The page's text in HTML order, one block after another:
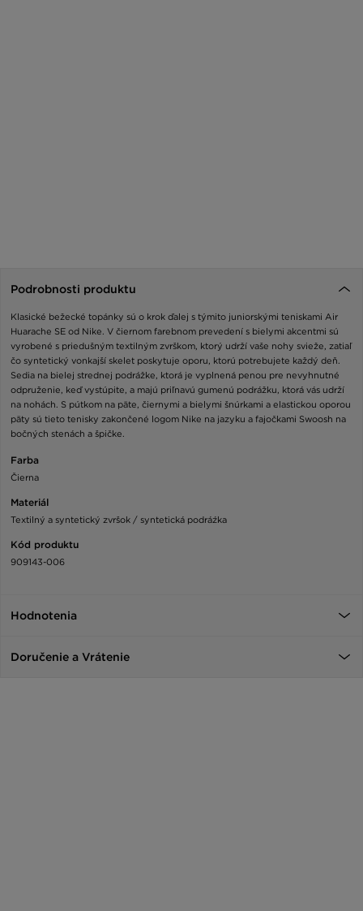
Podrobnosti produktu
Klasické bežecké topánky sú o krok ďalej s týmito juniorskými teniskami Air
Huarache SE od Nike. V čiernom farebnom prevedení s bielymi akcentmi sú
vyrobené s priedušným textilným zvrškom, ktorý udrží vaše nohy svieže, zatiaľ
čo syntetický vonkajší skelet poskytuje oporu, ktorú potrebujete každý deň.
Sedia na bielej strednej podrážke, ktorá je vyplnená penou pre nevyhnutné
odpruženie, keď vystúpite, a majú priľnavú gumenú podrážku, ktorá vás udrží
na nohách. S pútkom na päte, čiernymi a bielymi šnúrkami a elastickou oporou
päty sú tieto tenisky zakončené logom Nike na jazyku a fajočkami Swoosh na
bočných stenách a špičke.
Farba
Čierna
Materiál
Textilný a syntetický zvršok / syntetická podráźka
Kód produktu
909143-006
Hodnotenia
Doručenie a Vrátenie